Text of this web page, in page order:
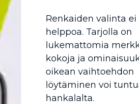
Renkaiden valinta ei
helppoa. Tarjolla on
lukemattomia
kokoja ja
oikean vaihtoehdon
löytäminen voi
hankalalta.